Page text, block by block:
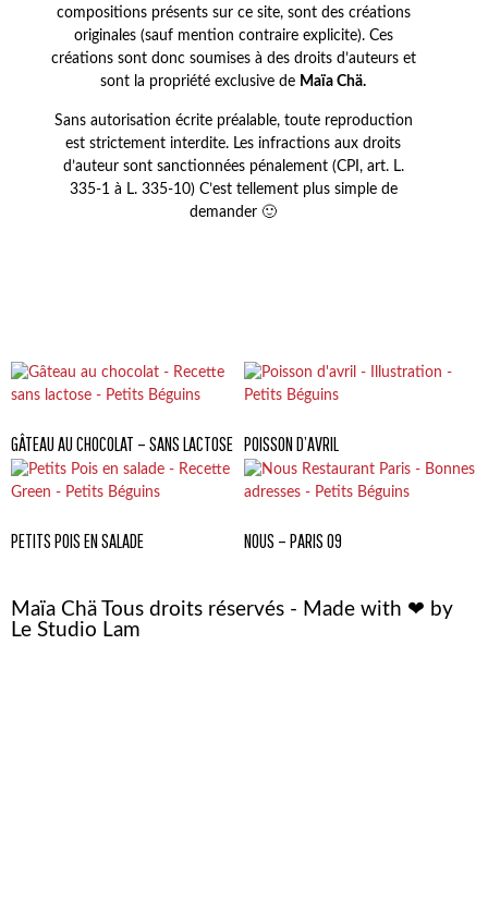
compositions présents sur ce site, sont des créations
originales (sauf mention contraire explicite). Ces
créations sont donc soumises à des droits d’auteurs et
sont la propriété exclusive de Maïa Chä.
Sans autorisation écrite préalable, toute reproduction
est strictement interdite. Les infractions aux droits
d’auteur sont sanctionnées pénalement (CPI, art. L.
335-1 à L. 335-10) C’est tellement plus simple de
demander 🙂
GÂTEAU AU CHOCOLAT – SANS LACTOSE POISSON D’AVRIL
PETITS POIS EN SALADE NOUS – PARIS 09
Maïa Chä Tous droits réservés - Made with ❤ by
Le Studio Lam